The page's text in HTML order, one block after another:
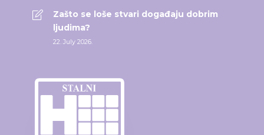
Zašto se loše stvari događaju dobrim
ljudima?
22. July 2026.